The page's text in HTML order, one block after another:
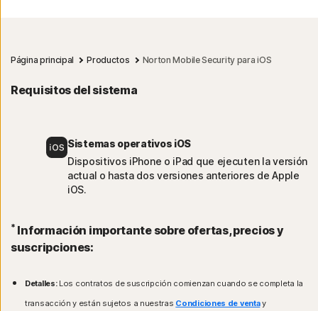
Página principal Productos Norton Mobile Security para iOS
Requisitos del sistema
Sistemas operativos iOS
Dispositivos iPhone o iPad que ejecuten la versión
actual o hasta dos versiones anteriores de Apple
iOS.
* Información importante sobre ofertas, precios y
suscripciones:
Detalles:Los contratos de suscripción comienzan cuando se completa la
transacción y están sujetos a nuestras Condiciones de ventay